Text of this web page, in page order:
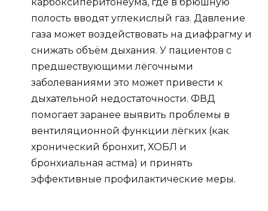
карбоксиперитонеума, где в брюшную
полость вводят углекислый газ. Давление
газа может воздействовать на диафрагму и
снижать объём дыхания. У пациентов с
предшествующими лёгочными
заболеваниями это может привести к
дыхательной недостаточности. ФВД
помогает заранее выявить проблемы в
вентиляционной функции лёгких (как
хронический бронхит, ХОБЛ и
бронхиальная астма) и принять
эффективные профилактические меры.